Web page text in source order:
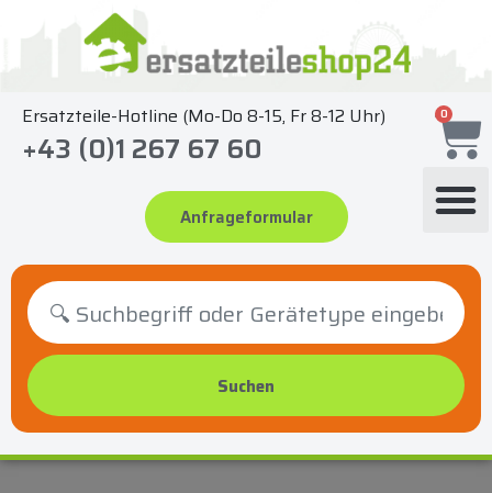
springen
Ersatzteile-Hotline (Mo-Do 8-15, Fr 8-12 Uhr)
+43 (0)1 267 67 60
Anfrageformular
0